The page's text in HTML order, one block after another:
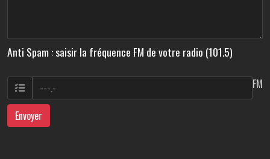
Anti Spam : saisir la fréquence FM de votre radio (101.5)
FM
Envoyer